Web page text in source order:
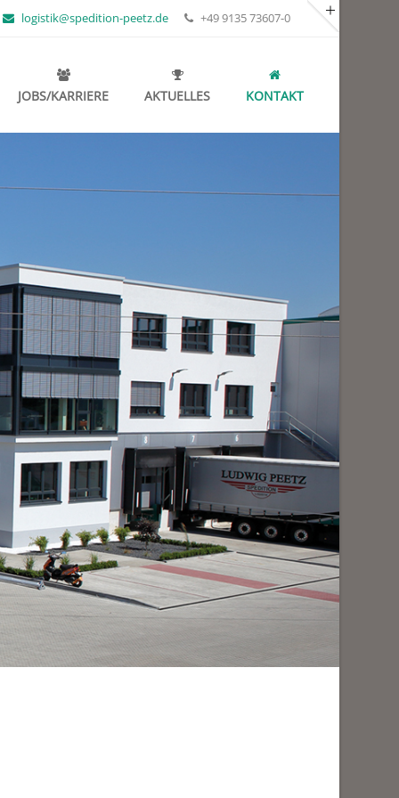
PEETZ – SPEDITION AUS TRADITION
Transport und Logistik sind bei uns
+49 9135 73607-0
logistik@spedition-peetz.de
JOBS/KARRIERE AKTUELLES KONTAKT